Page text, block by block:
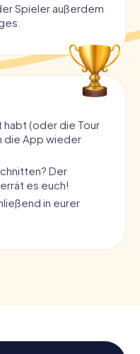
Spieler außerdem
habt (oder die Tour
die App wieder
Der
es euch!
in eurer